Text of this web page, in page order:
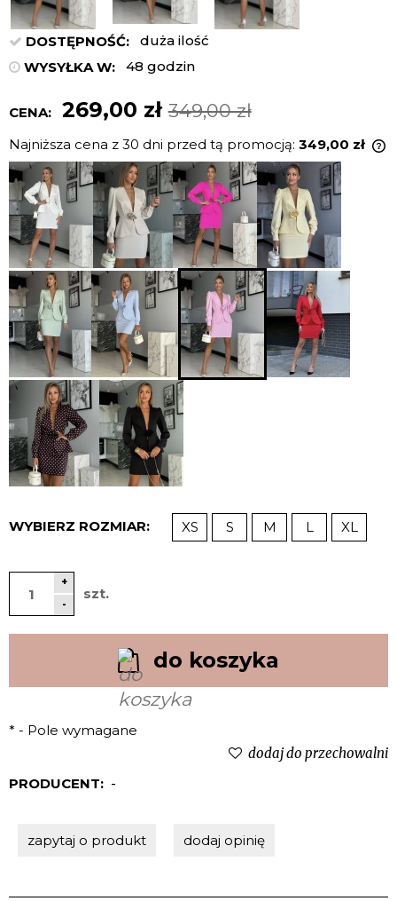
DOSTĘPNOŚĆ:
duża ilość
WYSYŁKA W:
48 godzin
CENA: 269,00 zł 349,00 zł
Najniższa cena z 30 dni przed tą promocją: 349,00 zł
WYBIERZ ROZMIAR: XS S M L XL
+
-
szt.
do koszyka
* - Pole wymagane
dodaj do przechowalni
PRODUCENT: -
zapytaj o produkt dodaj opinię